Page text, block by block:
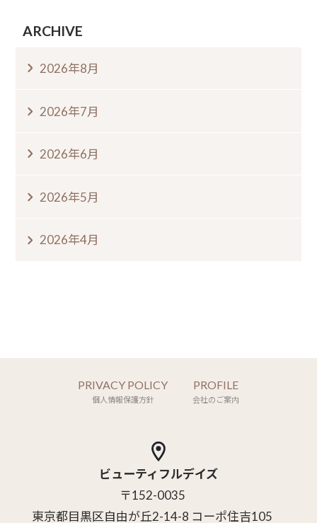
ARCHIVE
2026年8月
2026年7月
2026年6月
2026年5月
2026年4月
PRIVACY POLICY
個人情報保護方針
PROFILE
会社のご案内
ビューティフルデイズ
〒152-0035
東京都目黒区自由が丘2-14-8 コーポ住吉105